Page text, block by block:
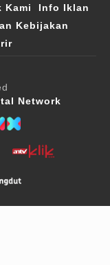
Kami
Info Iklan
Kebijakan
Network